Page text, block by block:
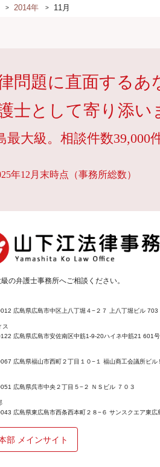
2014年 11月
問題に直面するあ
士として寄り添い
最大級。相談件数39,000
年12月末時点（事務所総数）
の弁護士事務所へご相談ください。
広島県広島市中区上八丁堀４−２７ 上八丁堀ビル 703
ス
広島県広島市安佐南区中筋1-9-20ハイネ中筋21 601
広島県福山市西町２丁目１０−１ 福山商工会議所ビル
広島県呉市中央２丁目５−２ ＮＳビル ７０３
広島県東広島市西条西本町２８−６ サンスクエア東広
部 メインサイト